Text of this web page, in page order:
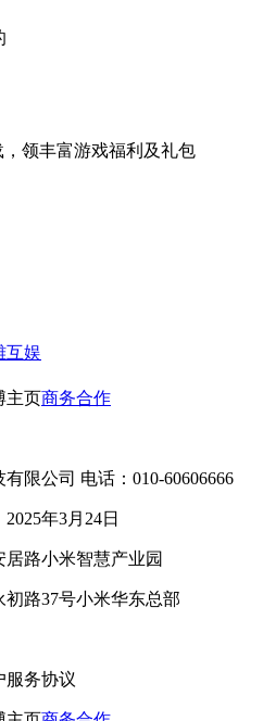
，领丰富游戏福利 及礼包
互娱
主页商务合作
限公司 电话：010-60606666
年3月24日
路小米智慧产业园
路37号小米华东总部
服务协议